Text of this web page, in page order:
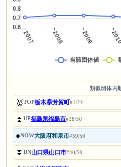
類似団体内
🥇TOP栃木県芳賀町#1/24
⏫UP福島県福島市#38/50
●NOW大阪府和泉市#39/50
⏬DN山口県山口市#40/50